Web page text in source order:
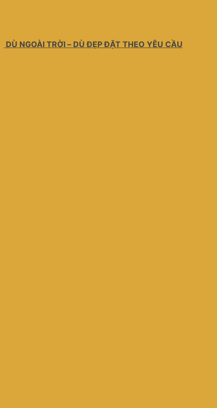
DÙ NGOÀI TRỜI – DÙ ĐẸP ĐẶT THEO YÊU CẦU